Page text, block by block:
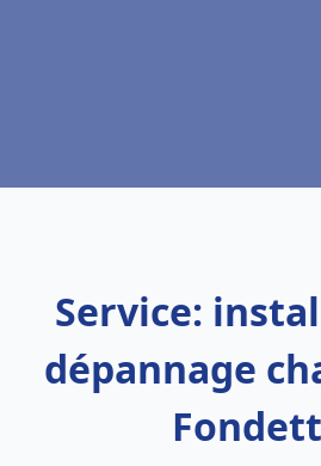
Service:
dépannage